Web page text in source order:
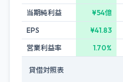
当期純利益
¥54億
EPS
¥41.83
営業利益率
1.70%
貸借対照表